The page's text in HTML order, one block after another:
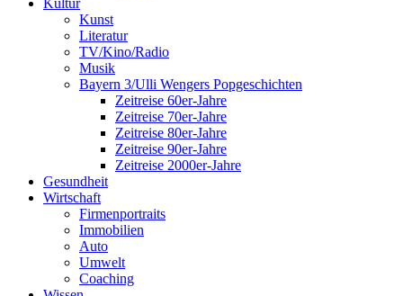
Kultur
Kunst
Literatur
TV/Kino/Radio
Musik
Bayern 3/Ulli Wengers Popgeschichten
Zeitreise 60er-Jahre
Zeitreise 70er-Jahre
Zeitreise 80er-Jahre
Zeitreise 90er-Jahre
Zeitreise 2000er-Jahre
Gesundheit
Wirtschaft
Firmenportraits
Immobilien
Auto
Umwelt
Coaching